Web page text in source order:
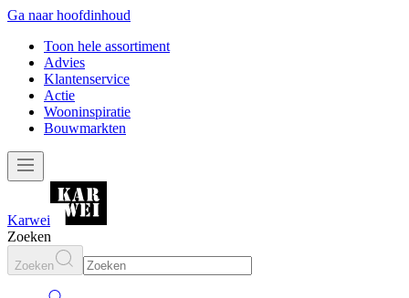
Ga naar hoofdinhoud
Toon hele assortiment
Advies
Klantenservice
Actie
Wooninspiratie
Bouwmarkten
Karwei
Zoeken
Zoeken